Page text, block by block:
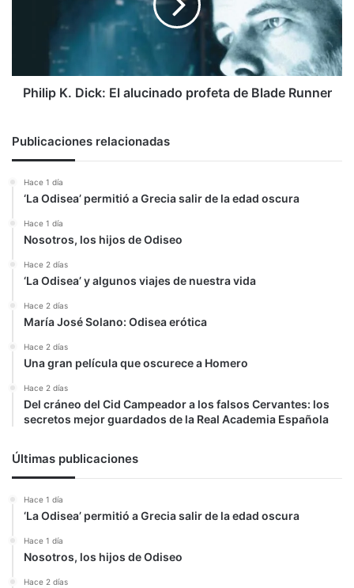
Runner
Philip K. Dick: El alucinado profeta de Blade Runner
Publicaciones relacionadas
Hace 1 día
‘La Odisea’ permitió a Grecia salir de la edad oscura
Hace 1 día
Nosotros, los hijos de Odiseo
Hace 2 días
‘La Odisea’ y algunos viajes de nuestra vida
Hace 2 días
María José Solano: Odisea erótica
Hace 2 días
Una gran película que oscurece a Homero
Hace 2 días
Del cráneo del Cid Campeador a los falsos Cervantes: los
secretos mejor guardados de la Real Academia Española
Últimas publicaciones
Hace 1 día
‘La Odisea’ permitió a Grecia salir de la edad oscura
Hace 1 día
Nosotros, los hijos de Odiseo
Hace 2 días